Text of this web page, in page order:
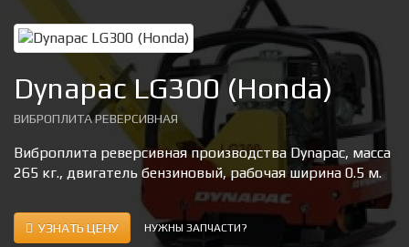
Dynapac LG300 (Honda)
ВИБРОПЛИТА РЕВЕРСИВНАЯ
Виброплита реверсивная производства Dynapac, масса
265 кг., двигатель бензиновый, рабочая ширина 0.5 м.
УЗНАТЬ ЦЕНУ НУЖНЫ ЗАПЧАСТИ?